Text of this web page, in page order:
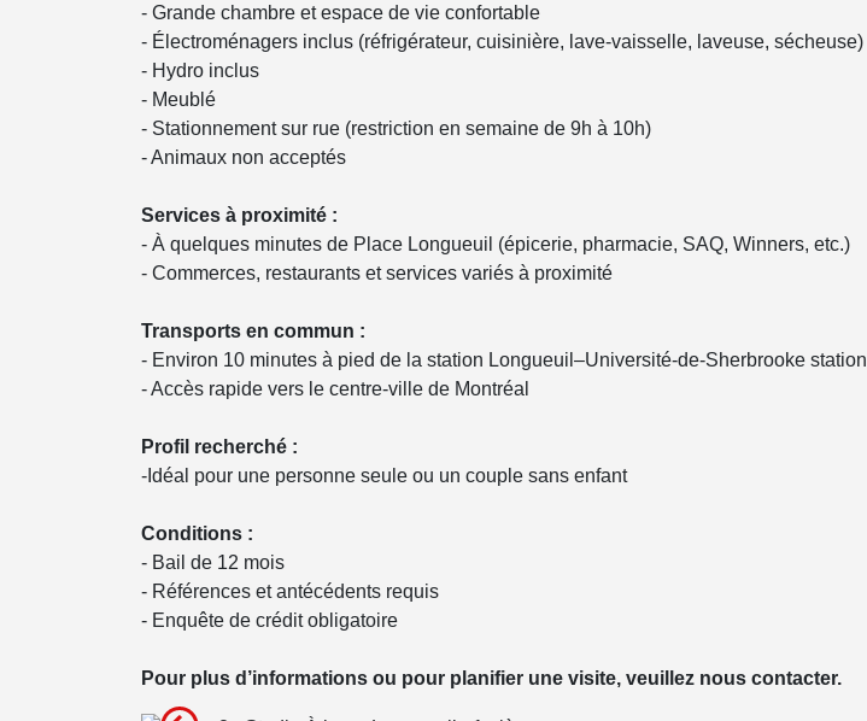
- Grande chambre et espace de vie confortable
- Électroménagers inclus (réfrigérateur, cuisinière, lave-vaisselle, laveuse, sécheuse)
- Hydro inclus
- Meublé
- Stationnement sur rue (restriction en semaine de 9h à 10h)
- Animaux non acceptés
Services à proximité :
- À quelques minutes de Place Longueuil (épicerie, pharmacie, SAQ, Winners, etc.)
- Commerces, restaurants et services variés à proximité
Transports en commun :
- Environ 10 minutes à pied de la station Longueuil–Université-de-Sherbrooke station
- Accès rapide vers le centre-ville de Montréal
Profil recherché :
-Idéal pour une personne seule ou un couple sans enfant
Conditions :
- Bail de 12 mois
- Références et antécédents requis
- Enquête de crédit obligatoire
Pour plus d’informations ou pour planifier une visite, veuillez nous contacter.